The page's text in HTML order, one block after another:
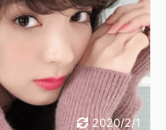
2020/2/1